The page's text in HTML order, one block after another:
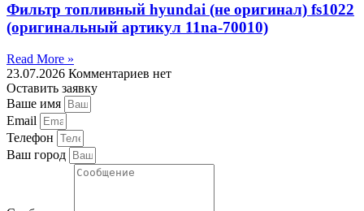
Фильтр топливный hyundai (не оригинал) fs1022
(оригинальный артикул 11na-70010)
Read More »
23.07.2026 Комментариев нет
Оставить заявку
Ваше имя
Email
Телефон
Ваш город